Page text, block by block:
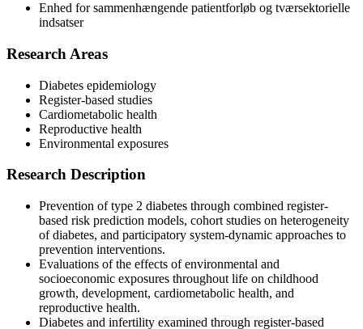
Enhed for sammenhængende patientforløb og tværsektorielle
indsatser
Research Areas
Diabetes epidemiology
Register-based studies
Cardiometabolic health
Reproductive health
Environmental exposures
Research Description
Prevention of type 2 diabetes through combined register-
based risk prediction models, cohort studies on heterogeneity
of diabetes, and participatory system-dynamic approaches to
prevention interventions.
Evaluations of the effects of environmental and
socioeconomic exposures throughout life on childhood
growth, development, cardiometabolic health, and
reproductive health.
Diabetes and infertility examined through register-based